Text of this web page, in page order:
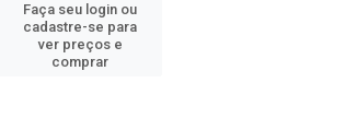
Faça seu login ou
cadastre-se para
ver preços e
comprar